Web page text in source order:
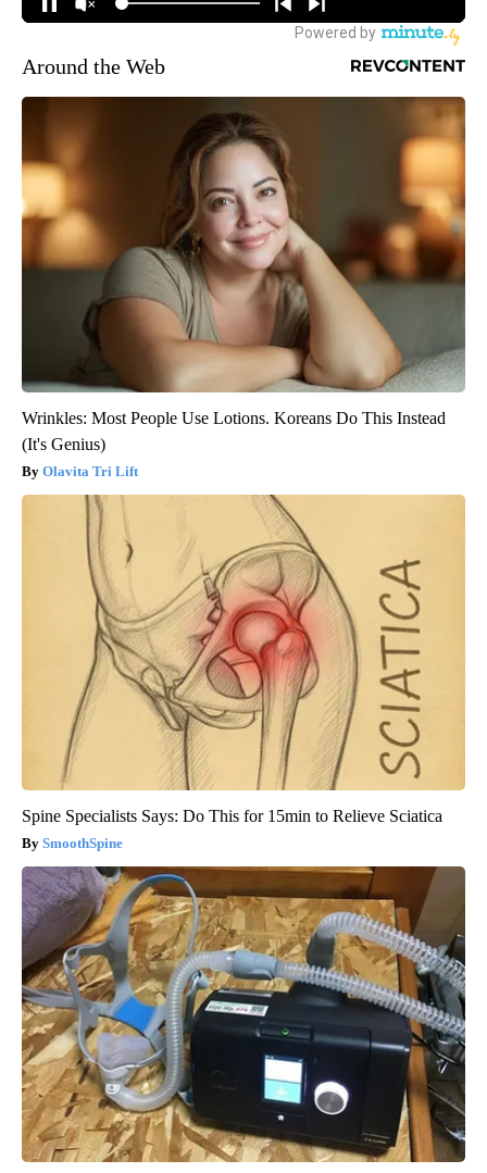
Around the Web
Wrinkles: Most People Use Lotions. Koreans Do This Instead
(It's Genius)
Olavita Tri Lift
Spine Specialists Says: Do This for 15min to Relieve Sciatica
SmoothSpine